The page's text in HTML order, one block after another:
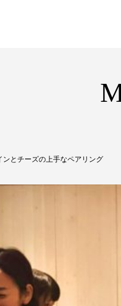
とチーズの上手なペアリング